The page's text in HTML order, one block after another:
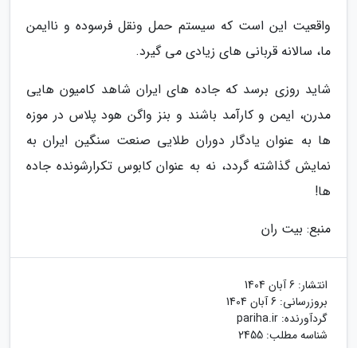
واقعیت این است که سیستم حمل ونقل فرسوده و ناایمن
ما، سالانه قربانی های زیادی می گیرد.
شاید روزی برسد که جاده های ایران شاهد کامیون هایی
مدرن، ایمن و کارآمد باشند و بنز واگن هود پلاس در موزه
ها به عنوان یادگار دوران طلایی صنعت سنگین ایران به
نمایش گذاشته گردد، نه به عنوان کابوس تکرارشونده جاده
ها!
منبع: بیت ران
انتشار: 6 آبان 1404
بروزرسانی: 6 آبان 1404
گردآورنده: pariha.ir
شناسه مطلب: 2455